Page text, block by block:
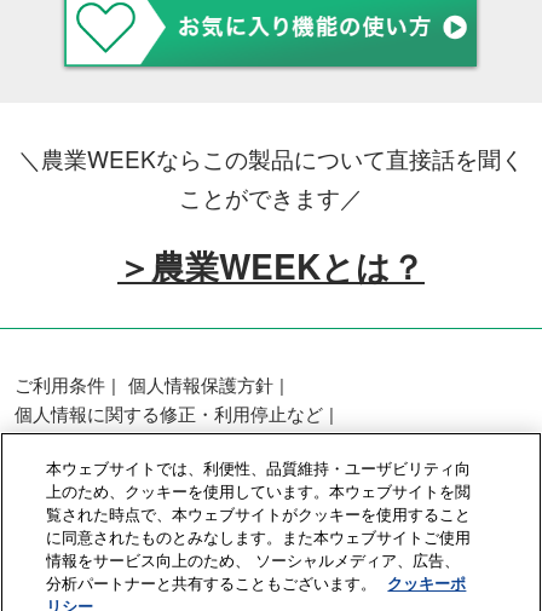
＼農業WEEKならこの製品について直接話を聞く
ことができます／
＞農業WEEKとは？
ご利用条件
個人情報保護方針
個人情報に関する修正・利用停止など
展示会・セミナー参加ポリシー
カスタマーハラスメントに対する基本方針
クッキーポリシー
クッキーの設定
Copyright © RX Japan GK
本ウェブサイトでは、利便性、品質維持・ユーザビリティ向
上のため、クッキーを使用しています。本ウェブサイトを閲
覧された時点で、本ウェブサイトがクッキーを使用すること
に同意されたものとみなします。また本ウェブサイトご使用
情報をサービス向上のため、 ソーシャルメディア、広告、
分析パートナーと共有することもございます。
クッキーポ
リシー